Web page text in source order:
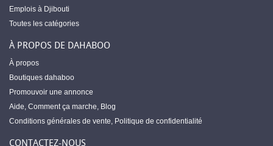
Emplois à Djibouti
Toutes les catégories
À PROPOS DE DAHABOO
À propos
Boutiques dahaboo
Promouvoir une annonce
Aide, Comment ça marche, Blog
Conditions générales de vente, Politique de confidentialité
CONTACTEZ-NOUS